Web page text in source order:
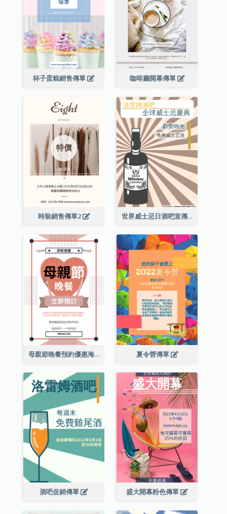
杯子蛋糕銷售傳單 咖啡廳開幕傳單
時裝銷售傳單2 世界威士忌日酒吧宣傳傳單
母親節晚餐預約優惠海報 夏令營傳單
酒吧促銷傳單 盛大開幕粉色傳單